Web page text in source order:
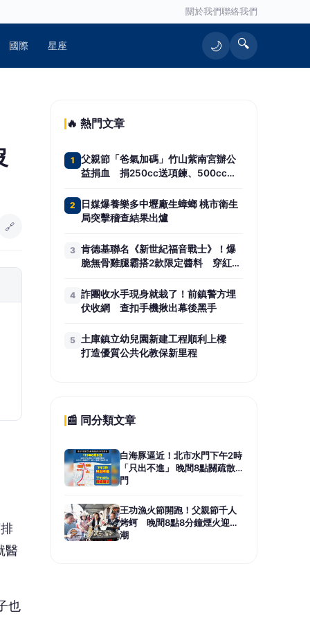
關於我們聯絡我們
國際 星座 🌙 🔍
🔗
醫
也
🔥 熱門文章
1
父親節「爸氣加碼」竹山紫南宮辦公
益捐血 捐250cc送項鍊、500cc送
2
日媒爆養樂多中壢廠生蟑螂 桃市衛生
局突擊稽查結果出爐
3 肯德基聯名《新世紀福音戰士》！爆
脆無骨雞腿霸搭2款限定醬料 穿紅白
4 詐團收水手現身就栽了！前鎮警方埋
伏收網 查扣手機揪出幕後黑手
5 土庫鎮立幼兒園新建工程順利上樑
打造優質公共化教保新里程
📰 同分類文章
白海豚逼近！北市水門下午2時
「只出不進」 晚間8點關疏散
門
王功漁火節開跑！父親節千人
烤蚵 晚間8點8分鐘煙火迎人
潮